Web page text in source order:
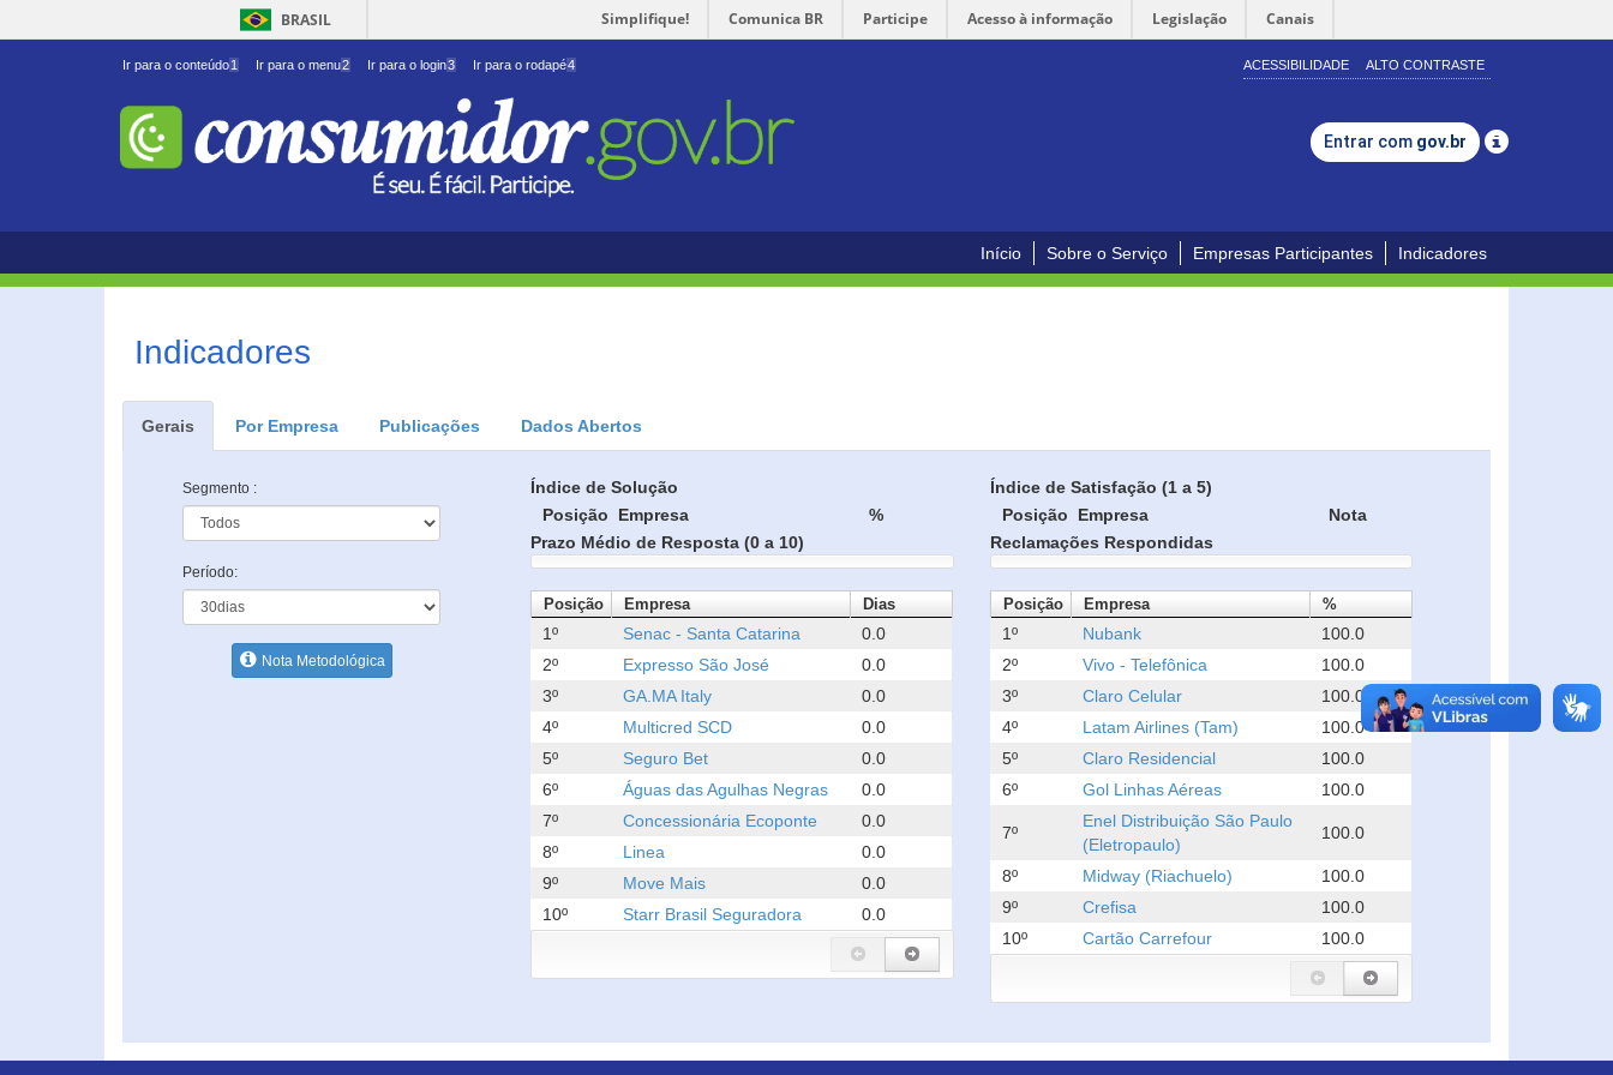
BRASIL Simplifique! Comunica BR Participe Acesso à informação Legislação Canais
Ir para o conteúdo1 Ir para o menu2 Ir para o login3 Ir para o rodapé4 ACESSIBILIDADE ALTO CONTRASTE
Entrar com gov.br
Início Sobre o Serviço Empresas Participantes Indicadores
Indicadores
Gerais Por Empresa Publicações Dados Abertos
Segmento :
Período:
Nota Metodológica
Índice de Solução
Posição
Empresa %
Índice de Satisfação (1 a 5)
Posição
Empresa
Nota
Prazo Médio de Resposta (0 a 10)
Posição Empresa Dias
1º Senac - Santa Catarina
0.0
2º
Expresso São José
0.0
3º
GA.MA Italy
0.0
4º
Multicred SCD
0.0
5º
Seguro Bet
0.0
6º
Águas das Agulhas Negras
0.0
7º
Concessionária Ecoponte
0.0
8º
Linea
0.0
9º
Move Mais
0.0
10º
Starr Brasil Seguradora 0.0
Reclamações Respondidas
Posição Empresa %
1º Nubank
100.0
2º
Vivo - Telefônica
100.0
3º
Claro Celular
100.0
4º
Latam Airlines (Tam)
100.0
5º
Claro Residencial
100.0
6º
Gol Linhas Aéreas 100.0
7º
Enel Distribuição São Paulo
(Eletropaulo)
100.0
8º Midway (Riachuelo)
100.0
9º
Crefisa
100.0
10º
Cartão Carrefour 100.0